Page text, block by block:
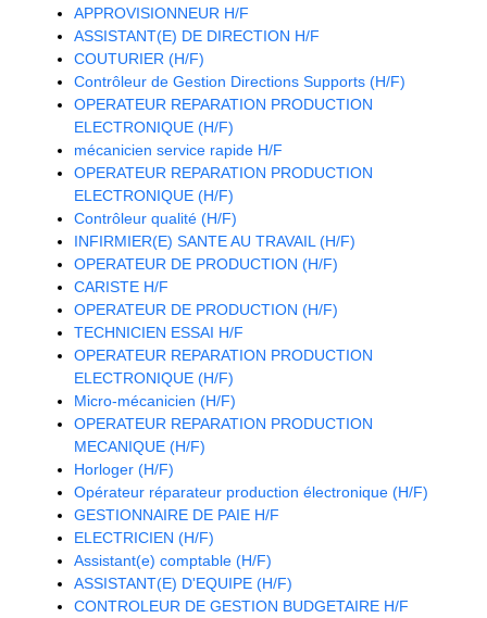
APPROVISIONNEUR H/F
ASSISTANT(E) DE DIRECTION H/F
COUTURIER (H/F)
Contrôleur de Gestion Directions Supports (H/F)
OPERATEUR REPARATION PRODUCTION
ELECTRONIQUE (H/F)
mécanicien service rapide H/F
OPERATEUR REPARATION PRODUCTION
ELECTRONIQUE (H/F)
Contrôleur qualité (H/F)
INFIRMIER(E) SANTE AU TRAVAIL (H/F)
OPERATEUR DE PRODUCTION (H/F)
CARISTE H/F
OPERATEUR DE PRODUCTION (H/F)
TECHNICIEN ESSAI H/F
OPERATEUR REPARATION PRODUCTION
ELECTRONIQUE (H/F)
Micro-mécanicien (H/F)
OPERATEUR REPARATION PRODUCTION
MECANIQUE (H/F)
Horloger (H/F)
Opérateur réparateur production électronique (H/F)
GESTIONNAIRE DE PAIE H/F
ELECTRICIEN (H/F)
Assistant(e) comptable (H/F)
ASSISTANT(E) D'EQUIPE (H/F)
CONTROLEUR DE GESTION BUDGETAIRE H/F